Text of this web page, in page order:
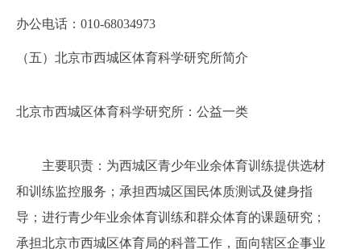
办公电话：010-68034973
（五）北京市西城区体育科学研究所简介
北京市西城区体育科学研究所：公益一类
主要职责：为西城区青少年业余体育训练提供选材
和训练监控服务；承担西城区国民体质测试及健身指
导；进行青少年业余体育训练和群众体育的课题研究；
承担北京市西城区体育局的科普工作，面向辖区企事业